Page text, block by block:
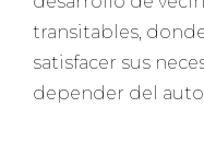
transitables,
satisfacer sus
depender del